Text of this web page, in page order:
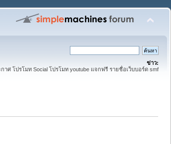
ข่าว:
กาศ โปรโมท Social โปรโมท youtube แจกฟรี รายชื่อเว็บบอร์ด smf